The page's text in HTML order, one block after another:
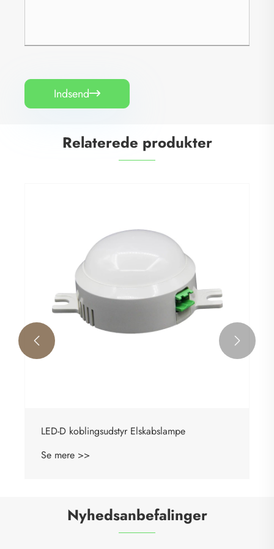
Indsend
Relaterede produkter
LED-D koblingsudstyr Elskabslampe
Se mere >>
 
Nyhedsanbefalinger